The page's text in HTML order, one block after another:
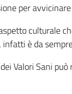
per
culturale
, infatti è da
Valori Sani